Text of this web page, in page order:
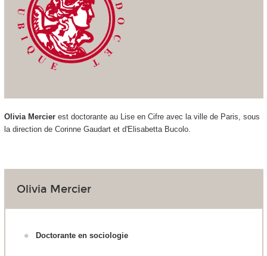
Olivia Mercierest doctorante au Lise en Cifre avec la ville de Paris, sous
la direction de Corinne Gaudart et d'Elisabetta Bucolo.
Olivia Mercier
Doctorante en sociologie